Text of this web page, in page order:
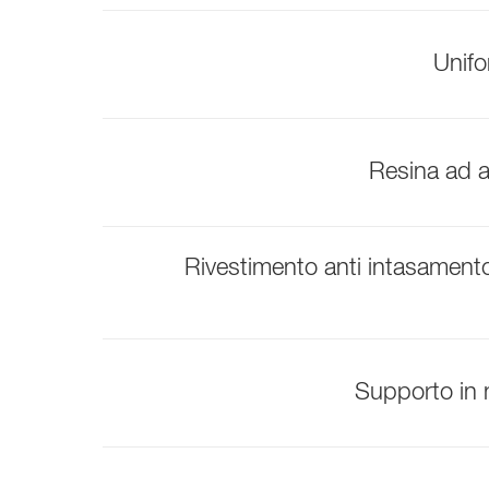
Resina ad
Rivestimento anti
Supporto in